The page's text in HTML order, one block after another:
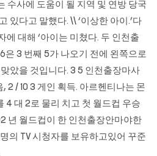
수사에 도움이 될 지역 및 연방 당국
있다고 말했다. \\ ‘이상한 아이.’다
에 대해 ‘아이는 미쳤다. 두 인천출
은 3 번째 5가 나오기 전에 왼쪽으로
았을 것입니다. 3 5 인천출장마사
, 2 / 10 3 게인 획득. 아르헨티나는 몬
4 대 2로 물리 치고 첫 월드컵 우승
년 월드컵이 한 인천출장안마야한
의 TV 시청자를 보유하고있어 꾸준